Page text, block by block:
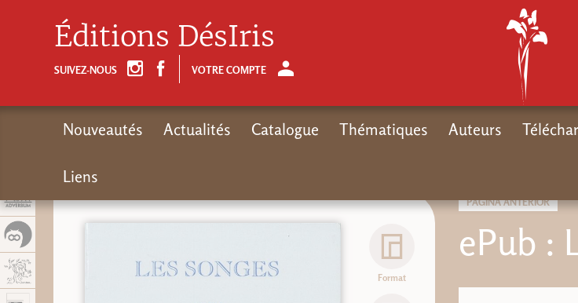
PÁGINA ANTERIOR
ePub :
Format
Éditions DésIris
SUIVEZ-NOUS VOTRE COMPTE
Nouveautés Actualités Catalogue Thématiques Auteurs
Liens